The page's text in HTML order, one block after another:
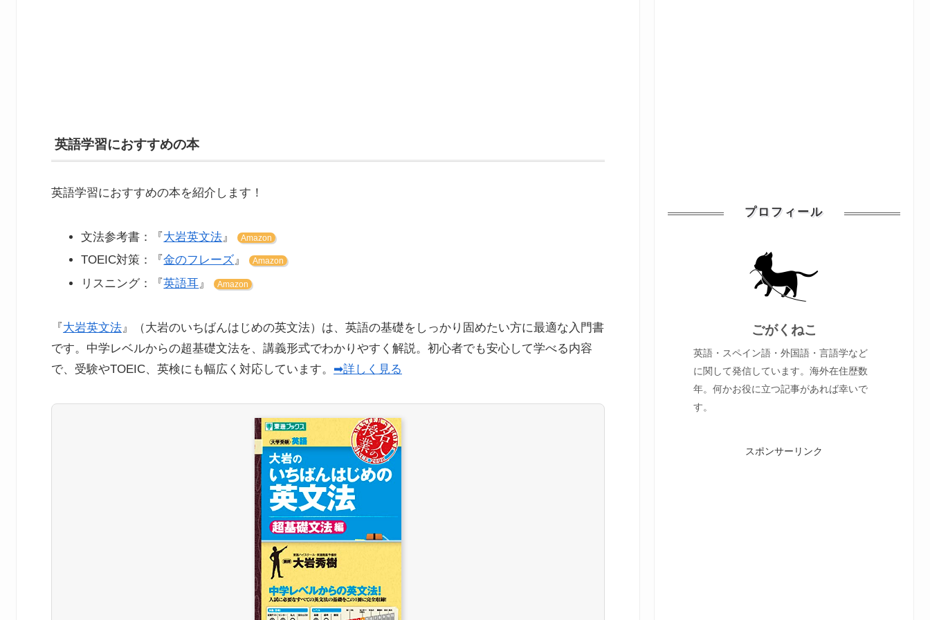
英語学習におすすめの本
英語学習におすすめの本を紹介します！
文法参考書：『大岩英文法』 Amazon
TOEIC対策：『金のフレーズ』 Amazon
リスニング：『英語耳 』 Amazon
『大岩英文法 』（大岩のいちばんはじめの英文法）は、英語の基礎をしっかり固めたい方に最適な入門書
です。中学レベルからの超基礎文法を、講義形式でわかりやすく解説。初心者でも安心して学べる内容
で、受験やTOEIC、英検にも幅広く対応しています。 ➡詳しく見る
プロフィール
ごがくねこ
英語・スペイン語・外国語・言語学など
に関して発信しています。海外在住歴数
年。何かお役に立つ記事があれば幸いで
す。
スポンサーリンク